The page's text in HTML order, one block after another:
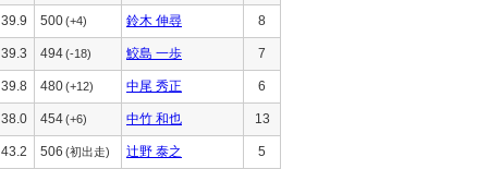
39.9 500(+4) 鈴木 伸尋 8
39.3 494(-18) 鮫島 一歩 7
39.8 480(+12) 中尾 秀正 6
38.0 454(+6) 中竹 和也 13
43.2 506 (初出走) 辻野 泰之 5